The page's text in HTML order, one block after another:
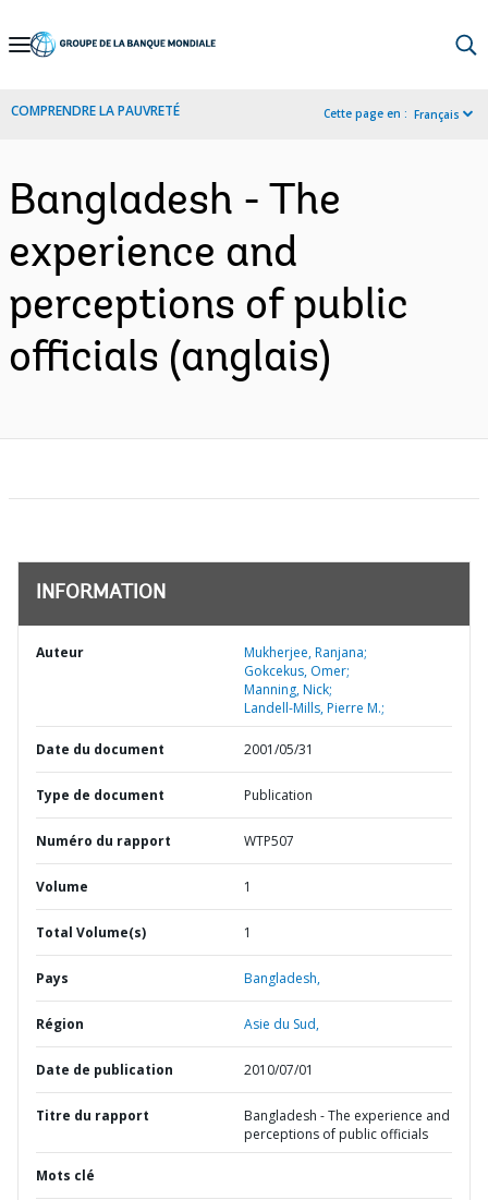
Skip
Navigation
COMPRENDRE LA PAUVRETÉ Cette page en : Français
Bangladesh - The
experience and
perceptions of public
officials (anglais)
INFORMATION
Auteur
Mukherjee, Ranjana;
Gokcekus, Omer;
Manning, Nick;
Landell-Mills, Pierre M.;
Date du document 2001/05/31
Type de document Publication
Numéro du rapport WTP507
Volume 1
Total Volume(s) 1
Pays Bangladesh,
Région Asie du Sud,
Date de publication 2010/07/01
Titre du rapport
Bangladesh - The experience and
perceptions of public officials
Mots clé